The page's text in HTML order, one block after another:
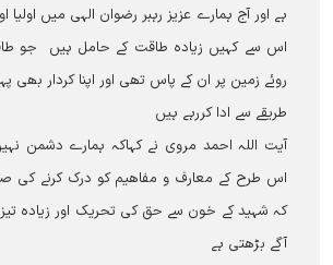
ہے اور آج ہمارے عزیز رہبر رضوان الہی میں اولیا
اس سے کہیں زیادہ طاقت کے حامل ہیں جو
روئے زمین پر ان کے پاس تھی اور اپنا کردار بھی
طریقے سے ادا کررہے ہیں
آيت اللہ احمد مروی نے کہاکہ ہمارے دشمن
اس طرح کے معارف و مفاھیم کو درک کرنے کی
کہ شہید کے خون سے حق کی تحریک اور زیادہ
آگے بڑھتی ہے